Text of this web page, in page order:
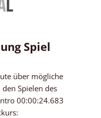
Spiel
über mögliche
Spielen des
00:00:24.683